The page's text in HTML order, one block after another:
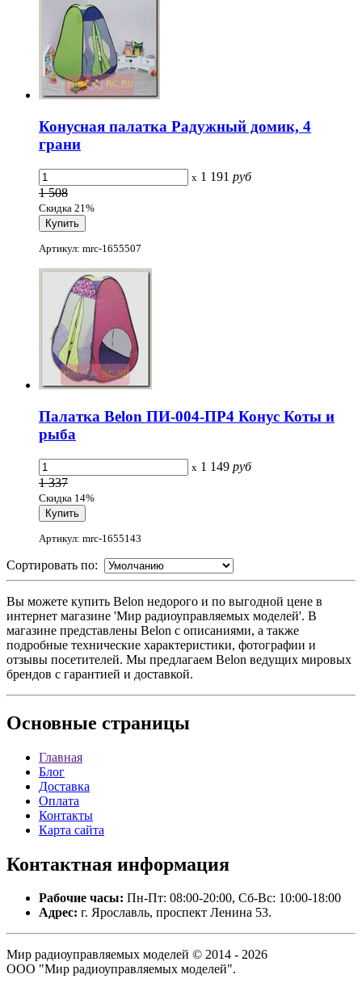
Конусная палатка Радужный домик, 4
грани
x 1 191 руб
1 508
Скидка 21%
Артикул: mrc-1655507
Палатка Belon ПИ-004-ПР4 Конус Коты и
рыба
x 1 149 руб
1 337
Скидка 14%
Артикул: mrc-1655143
Сортировать по:
Вы можете купить Belon недорого и по выгодной цене в
интернет магазине 'Мир радиоуправляемых моделей'. В
магазине представлены Belon с описаниями, а также
подробные технические характеристики, фотографии и
отзывы посетителей. Мы предлагаем Belon ведущих мировых
брендов с гарантией и доставкой.
Основные страницы
Главная
Блог
Доставка
Оплата
Контакты
Карта сайта
Контактная информация
Рабочие часы: Пн-Пт: 08:00-20:00, Сб-Вс: 10:00-18:00
Адрес: г. Ярославль, проспект Ленина 53.
Мир радиоуправляемых моделей © 2014 - 2026
ООО "Мир радиоуправляемых моделей".